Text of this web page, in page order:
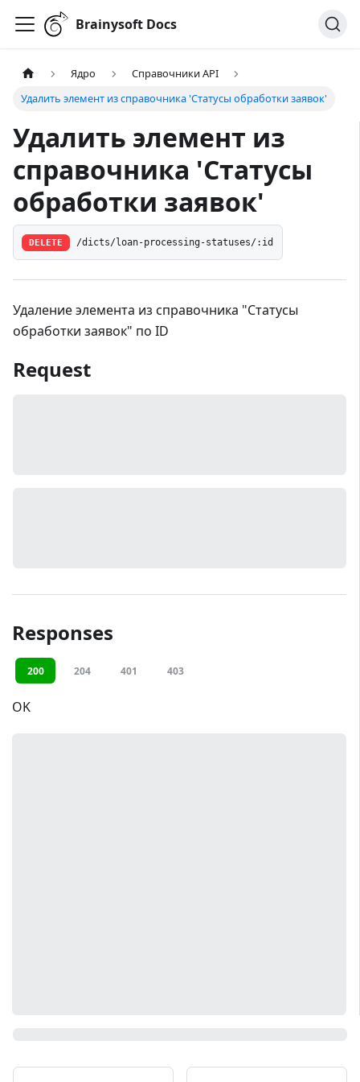
Brainysoft Docs
Ядро
Справочники API
Удалить элемент из справочника 'Статусы обработки заявок'
Удалить элемент из
справочника 'Статусы
обработки заявок'
DELETE /dicts/loan-processing-statuses/:id
Удаление элемента из справочника "Статусы
обработки заявок" по ID
Request
Responses
200 204 401 403
OK